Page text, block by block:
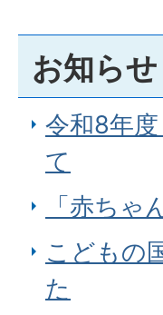
お知らせ
令和8年
て
「赤ちゃ
こどもの
た